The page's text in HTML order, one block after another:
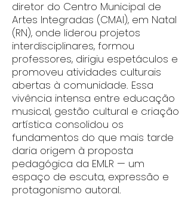
diretor do Centro Municipal de
Artes Integradas (CMAI), em Natal
(RN), onde liderou projetos
interdisciplinares, formou
professores, dirigiu espetáculos e
promoveu atividades culturais
abertas à comunidade. Essa
vivência intensa entre educação
musical, gestão cultural e criação
artística consolidou os
fundamentos do que mais tarde
daria origem à proposta
pedagógica da EMLR — um
espaço de escuta, expressão e
protagonismo autoral.